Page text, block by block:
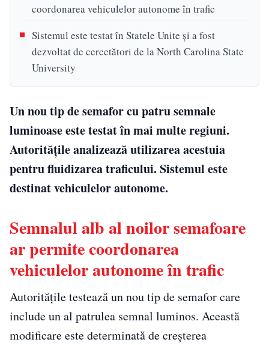
coordonarea vehiculelor autonome în trafic
Sistemul este testat în Statele Unite și a fost
dezvoltat de cercetători de la North Carolina State
University
Un nou tip de semafor cu patru semnale
luminoase este testat în mai multe regiuni.
Autoritățile analizează utilizarea acestuia
pentru fluidizarea traficului. Sistemul este
destinat vehiculelor autonome.
Semnalul alb al noilor semafoare
ar permite coordonarea
vehiculelor autonome în trafic
Autoritățile testează un nou tip de semafor care
include un al patrulea semnal luminos. Această
modificare este determinată de creșterea